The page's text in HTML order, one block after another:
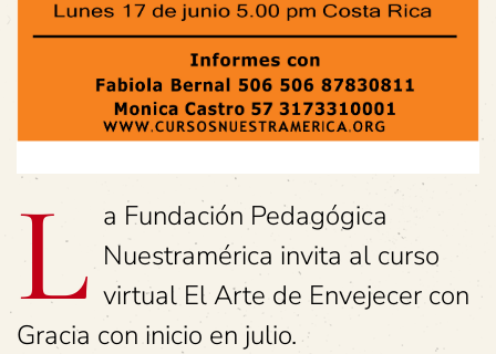
L a Fundación Pedagógica
Nuestramérica invita al curso
virtual El Arte de Envejecer con
Gracia con inicio en julio.